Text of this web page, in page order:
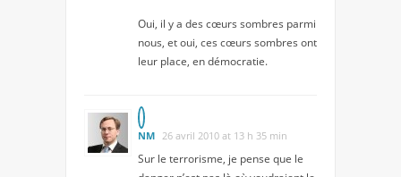
Oui, il y a des cœurs sombres parmi
nous, et oui, ces cœurs sombres ont
leur place, en démocratie.
NM 26 avril 2010 at 13 h 35 min
Sur le terrorisme, je pense que le